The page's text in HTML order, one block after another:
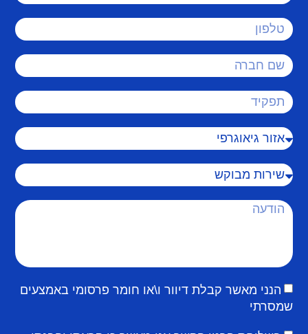
הנני מאשר קבלת דיוור ו\או חומר פרסומי באמצעים
שמסרתי